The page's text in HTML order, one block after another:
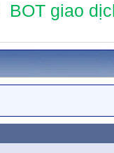
BOT giao